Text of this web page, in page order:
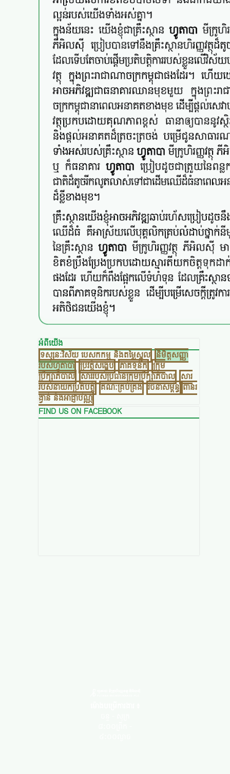
អំពីយើង
ទស្សនៈវិស័យ បេសកកម្ម​ និងតម្លៃស្នូល និមិត្តសញ្ញា
របស់ហ្វូតាបា ប្រវត្តិសង្ខេប ភាគទុនិក ក្រុម
ប្រឹក្សាភិបាល សាររបស់ប្រធានក្រុមប្រឹក្សាភិបាល សារ
របស់នាយកប្រតិបត្តិ គណៈគ្រប់គ្រង រចនាសម្ព័ន្ធ​ ពានរ
ង្វាន់ និងអាជ្ញាប័ណ្ណ
FIND US ON FACEBOOK